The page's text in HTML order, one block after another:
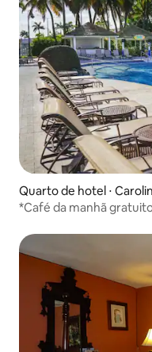
Quarto de hotel ⋅
*Café da manhã